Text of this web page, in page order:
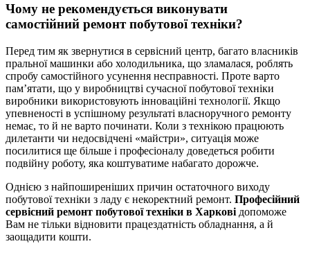
Чому не рекомендується виконувати
самостійний ремонт побутової техніки?
Перед тим як звернутися в сервісний центр, багато власників
пральної машинки або холодильника, що зламалася, роблять
спробу самостійного усунення несправності. Проте варто
пам’ятати, що у виробництві сучасної побутової техніки
виробники використовують інноваційні технології. Якщо
упевненості в успішному результаті власноручного ремонту
немає, то й не варто починати. Коли з технікою працюють
дилетанти чи недосвідчені «майстри», ситуація може
посилитися ще більше і професіоналу доведеться робити
подвійну роботу, яка коштуватиме набагато дорожче.
Однією з найпоширеніших причин остаточного виходу
побутової техніки з ладу є некоректний ремонт. Професійний
сервісний ремонт побутової техніки в Харкові допоможе
Вам не тільки відновити працездатність обладнання, а й
заощадити кошти.